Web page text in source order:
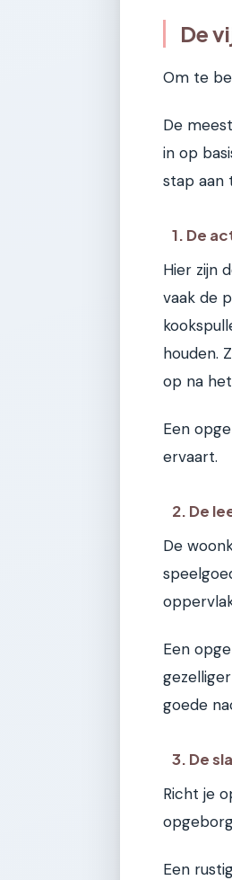
De
Om te
De
in op
stap aan
1. De
Hier zijn
vaak de
houden.
op na
Een
ervaart.
2. De
De
Een
goede
3. De
Richt je
Een